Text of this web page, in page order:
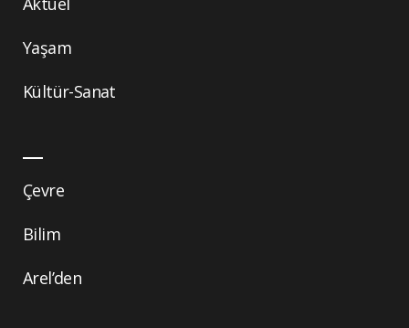
Yaşam
Kültür-Sanat
Çevre
Bilim
Arel’den